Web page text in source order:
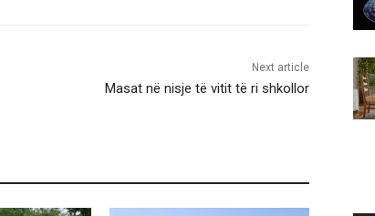
Next article
Masat në nisje të vitit të ri shkollor